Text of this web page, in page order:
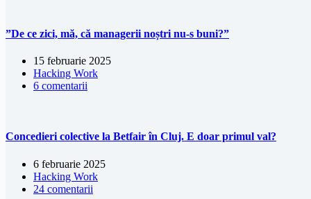
”De ce zici, mă, că managerii noștri nu-s buni?”
15 februarie 2025
Hacking Work
6 comentarii
Concedieri colective la Betfair în Cluj. E doar primul val?
6 februarie 2025
Hacking Work
24 comentarii